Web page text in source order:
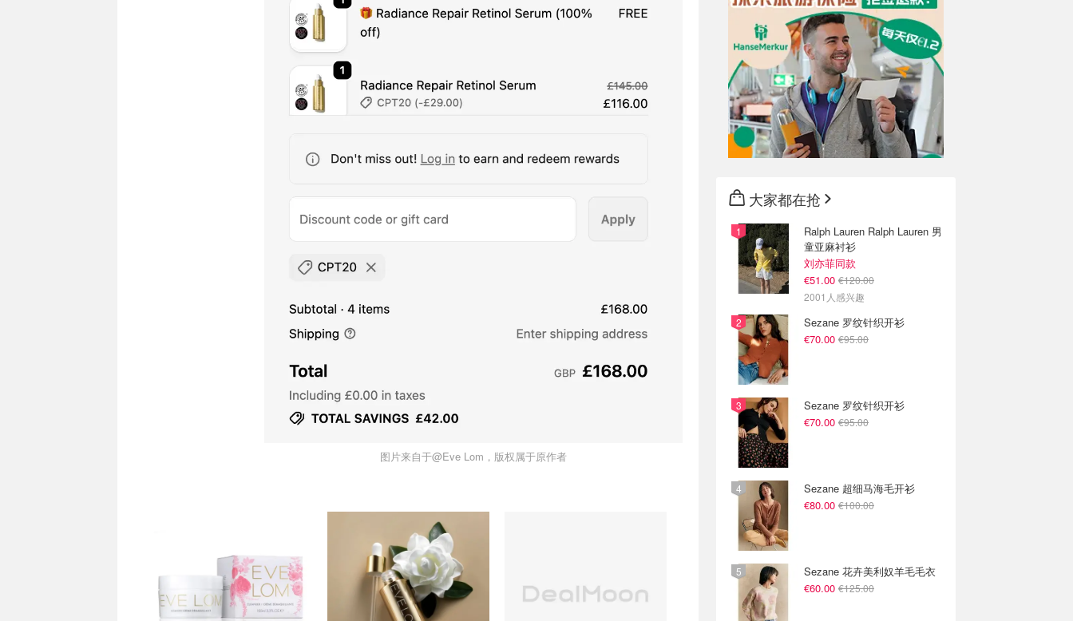
图片来自于@Eve Lom，版权属于原作者
大家都在抢
Ralph Lauren Ralph Lauren 男
童亚麻衬衫
刘亦菲同款
€51.00 €120.00
2001人感兴趣
Sezane 罗纹针织开衫
€70.00 €95.00
Sezane 罗纹针织开衫
€70.00 €95.00
Sezane 超细马海毛开衫
€80.00 €100.00
Sezane 花卉美利奴羊毛毛衣
€60.00 €125.00